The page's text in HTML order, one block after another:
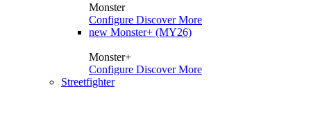
Monster
Configure Discover More
new Monster+ (MY26)
Monster+
Configure Discover More
Streetfighter